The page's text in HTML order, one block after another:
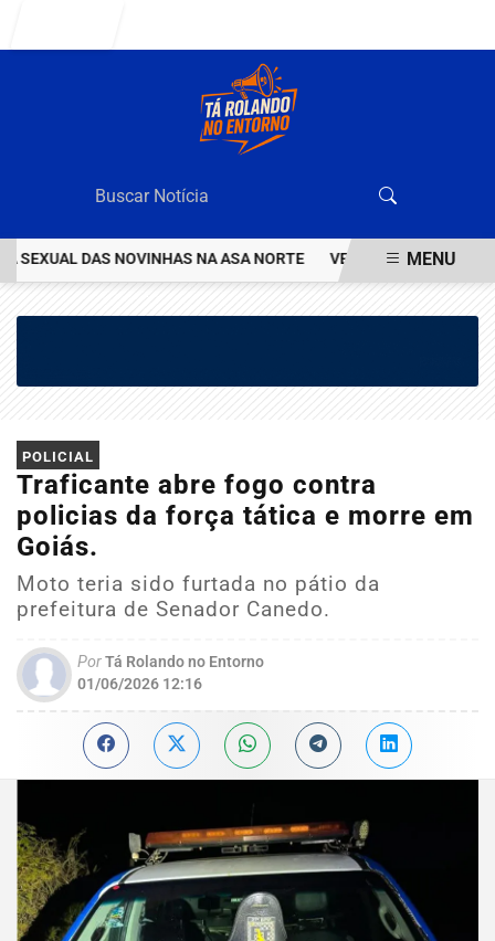
DAS NOVINHAS NA ASA NORTE VEJA QUEM ÉO VALENTÃO
MENU
POLICIAL
Traficante abre fogo contra
policias da força tática e morre em
Goiás.
Moto teria sido furtada no pátio da
prefeitura de Senador Canedo.
PorTá Rolando no Entorno
01/06/2026 12:16